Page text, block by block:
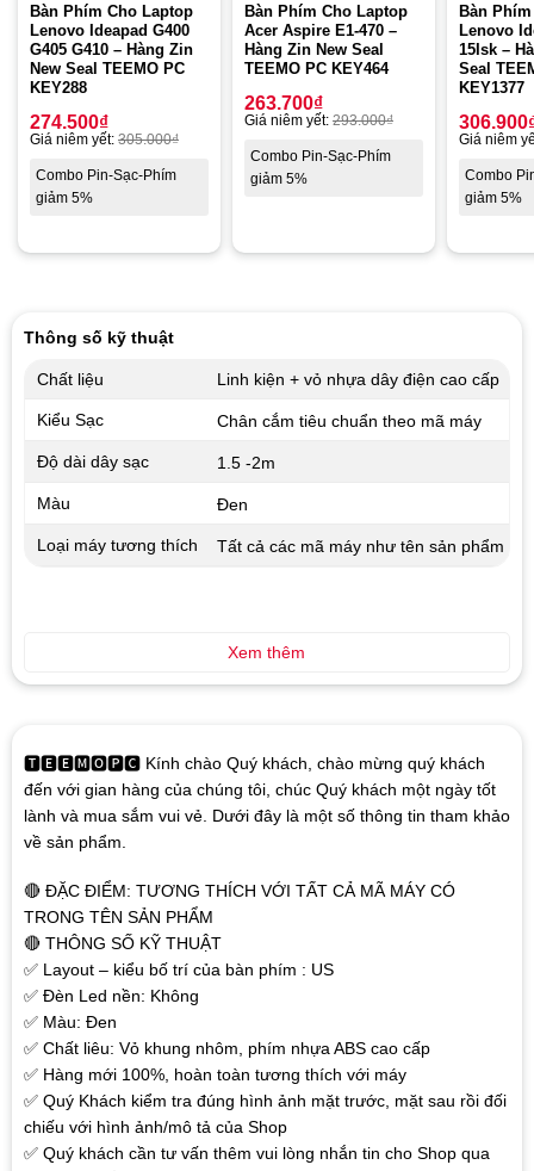
Bàn Phím Cho Laptop
Lenovo Ideapad G400
G405 G410 – Hàng Zin
New Seal TEEMO PC
KEY288
274.500₫
Giá niêm yết: 305.000₫
Combo Pin-Sạc-Phím
giảm 5%
Bàn Phím Cho Laptop
Acer Aspire E1-470 –
Hàng Zin New Seal
TEEMO PC KEY464
263.700₫
Giá niêm yết: 293.000₫
Combo Pin-Sạc-Phím
giảm 5%
Bàn
Lenovo
15Isk –
Seal
KEY1377
306.900
Giá niêm
Combo
giảm 5%
🆃🅴🅴🅼🅾🅿🅲 Kính chào Quý khách, chào mừng quý khách
đến với gian hàng của chúng tôi, chúc Quý khách một ngày tốt
lành và mua sắm vui vẻ. Dưới đây là một số thông tin tham khảo
về sản phẩm.
🔴 ĐẶC ĐIỂM: TƯƠNG THÍCH VỚI TẤT CẢ MÃ MÁY CÓ
TRONG TÊN SẢN PHẨM
🔴 THÔNG SỐ KỸ THUẬT
✅ Layout – kiểu bố trí của bàn phím : US
✅ Đèn Led nền: Không
✅ Màu: Đen
✅ Chất liêu: Vỏ khung nhôm, phím nhựa ABS cao cấp
✅ Hàng mới 100%, hoàn toàn tương thích với máy
✅ Quý Khách kiểm tra đúng hình ảnh mặt trước, mặt sau rồi đối
chiếu với hình ảnh/mô tả của Shop
✅ Quý khách cần tư vấn thêm vui lòng nhắn tin cho Shop qua
Thông số kỹ thuật
Chất liệu Linh kiện + vỏ nhựa dây điện cao cấp
Kiểu Sạc Chân cắm tiêu chuẩn theo mã máy
Độ dài dây sạc 1.5 -2m
Màu Đen
Loại máy tương thích Tất cả các mã máy như tên sản phẩm
Xem thêm